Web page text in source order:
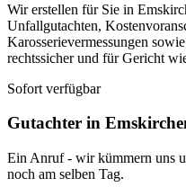
Wir erstellen für Sie in
Unfallgutachten,
Karosserievermessungen
rechtssicher und für Gericht
Sofort verfügbar
Gutachter in
Ein Anruf - wir kümmern uns
noch am selben Tag.